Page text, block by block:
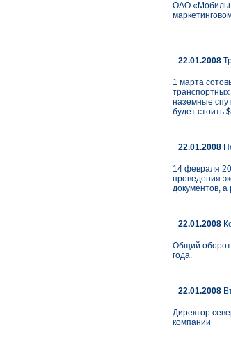
ОАО
22.01.2008
1 марта
наземные
будет стоить
22.01.2008
14 февраля
проведения
документов, а
22.01.2008
Общий оборот
года.
22.01.2008
Директор
компании